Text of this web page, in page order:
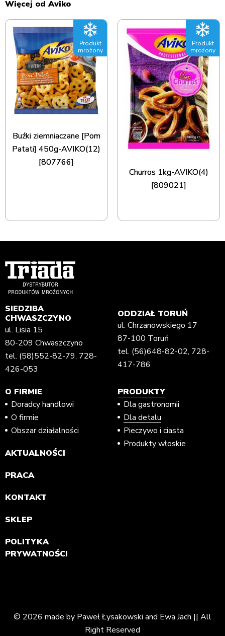
Więcej od Aviko
Produkt
mrożony
Buźki ziemniaczane [Pom
Patati] 450g-AVIKO(12)
[807766]
Produkt
mrożony
Churros 1kg-AVIKO(4)
[809021]
SIEDZIBA
CHWASZCZYNO
ul. Lisia 15
80-209 Chwaszczyno
tel. (58)552-82-79, 728-
426-053
ODDZIAŁ TORUŃ
ul. Chrzanowskiego 17
87-100 Toruń
tel. (56)648-82-02, 728-
417-786
O FIRMIE
Doradcy handlowi
O firmie
Obszar działalności
AKTUALNOŚCI
PRACA
KONTAKT
SKLEP
POLITYKA
PRYWATNOŚCI
PRODUKTY
Dla gastronomii
Dla detalu
Pieczywo i ciasta
Produkty włoskie
© 2026 made by Paweł Łysakowski and Ewa Jach || All
Right Reserved